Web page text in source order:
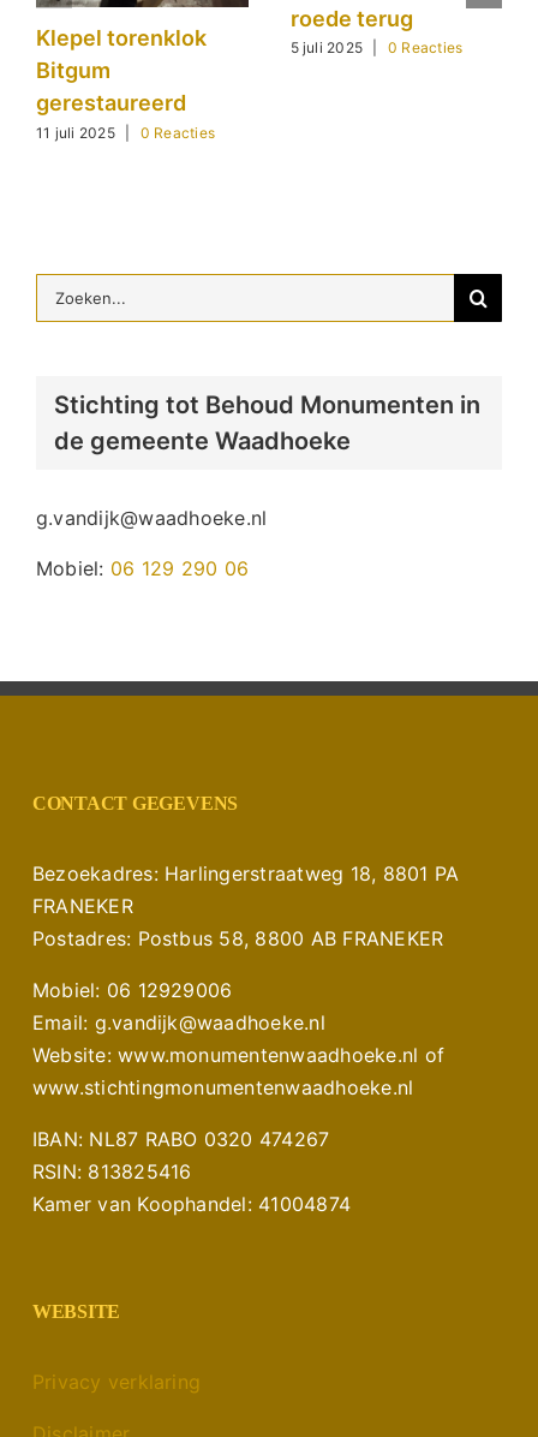
Klepel torenklok
Bitgum
gerestaureerd
11 juli 2025 0 Reacties
roede terug
5 juli 2025 0 Reacties
Zoeken
naar:
Stichting tot Behoud Monumenten in
de gemeente Waadhoeke
g.vandijk@waadhoeke.nl
Mobiel: 06 129 290 06
CONTACT GEGEVENS
Bezoekadres: Harlingerstraatweg 18, 8801 PA
FRANEKER
Postadres: Postbus 58, 8800 AB FRANEKER
Mobiel: 06 12929006
Email: g.vandijk@waadhoeke.nl
Website: www.monumentenwaadhoeke.nl of
www.stichtingmonumentenwaadhoeke.nl
IBAN: NL87 RABO 0320 474267
RSIN: 813825416
Kamer van Koophandel: 41004874
WEBSITE
Privacy verklaring